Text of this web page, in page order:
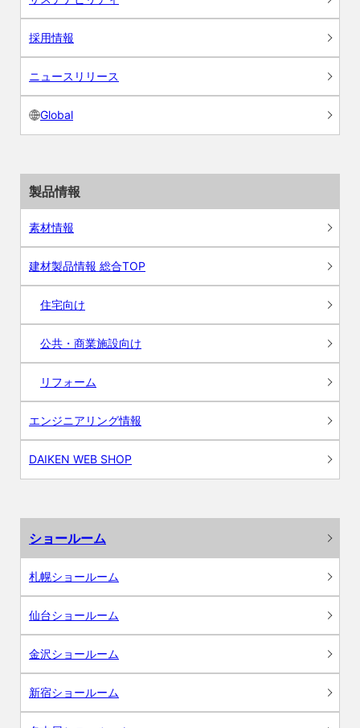
採用情報
ニュースリリース
Global
製品情報
素材情報
建材製品情報 総合TOP
住宅向け
公共・商業施設向け
リフォーム
エンジニアリング情報
DAIKEN WEB SHOP
ショールーム
札幌ショールーム
仙台ショールーム
金沢ショールーム
新宿ショールーム